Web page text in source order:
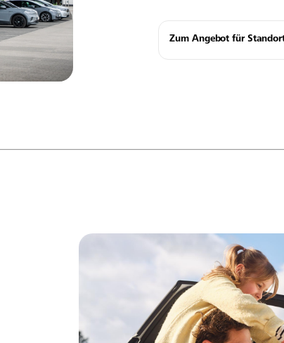
Zum Angebot für